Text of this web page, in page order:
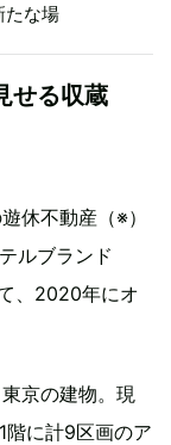
たな場
せる収蔵
休不動産（※）
ルブランド
、2020年にオ
京の建物。現
階に計9区画のア